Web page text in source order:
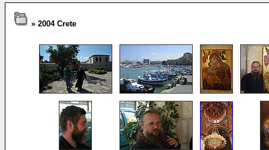
» 2004 Crete